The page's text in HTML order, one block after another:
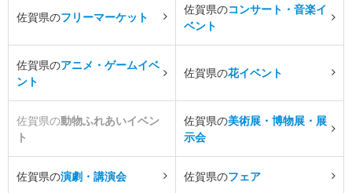
佐賀県のフリーマーケット
佐賀県のコンサート・音楽イ
ベント
佐賀県のアニメ・ゲームイベ
ント
佐賀県の花イベント
佐賀県の動物ふれあいイベン
ト
佐賀県の美術展・博物展・展
示会
佐賀県の演劇・講演会 佐賀県のフェア